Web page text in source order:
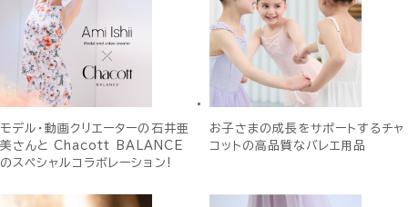
モデル・動画クリエーターの石井亜
美さんと Chacott BALANCE
のスペシャルコラボレーション!
お子さまの成長をサポートするチャ
コットの高品質なバレエ用品